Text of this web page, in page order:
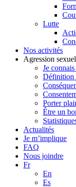
Lutte
Nos activités
Agression
Je
Définition
Porter
Être un
Actualités
Je m’implique
FAQ
Nous joindre
Fr
En
Es